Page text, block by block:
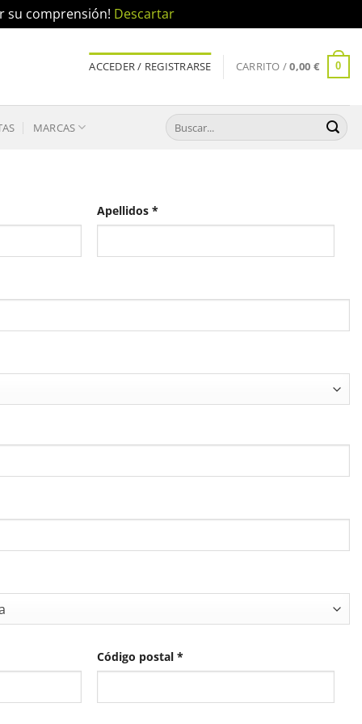
su comprensión! Descartar
ACCEDER / REGISTRARSE CARRITO /0,00 € 0
MARCAS
Buscar
por:
Apellidos *
Código postal *